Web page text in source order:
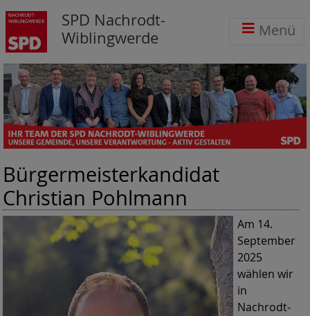
SPD Nachrodt-
Wiblingwerde
Menü
Bürgermeisterkandidat
Christian Pohlmann
Am 14.
September
2025
wählen wir
in
Nachrodt-